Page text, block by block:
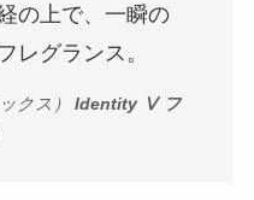
の上で、一瞬の
レグランス。
クス） Identity Ⅴ フ